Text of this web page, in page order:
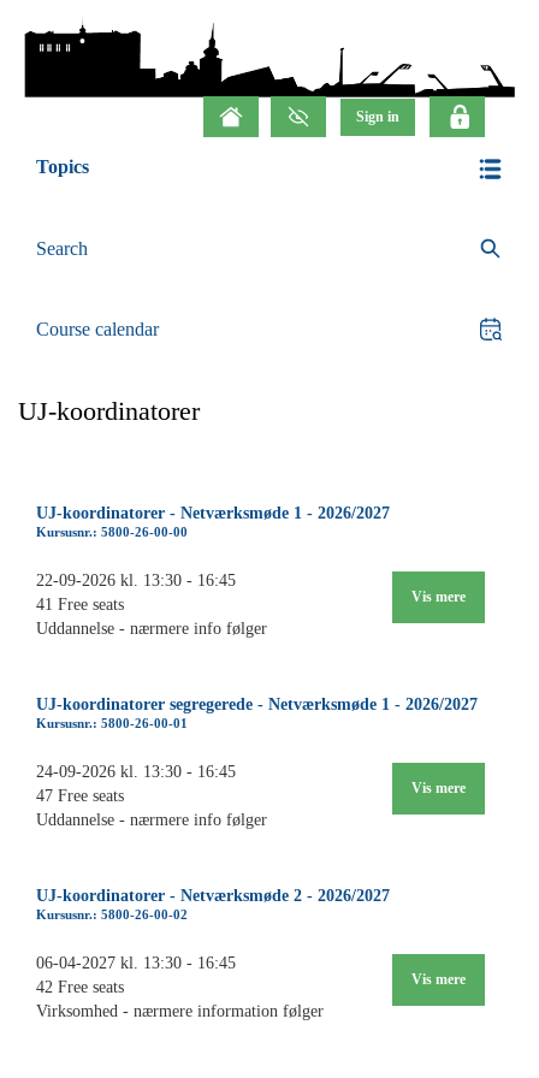
Topics
Search
Course calendar
UJ-koordinatorer
UJ-koordinatorer - Netværksmøde 1 - 2026/2027
Kursusnr.: 5800-26-00-00
22-09-2026 kl. 13:30 - 16:45
41 Free seats
Uddannelse - nærmere info følger
Vis mere
UJ-koordinatorer segregerede - Netværksmøde 1 - 2026/2027
Kursusnr.: 5800-26-00-01
24-09-2026 kl. 13:30 - 16:45
47 Free seats
Uddannelse - nærmere info følger
Vis mere
UJ-koordinatorer - Netværksmøde 2 - 2026/2027
Kursusnr.: 5800-26-00-02
06-04-2027 kl. 13:30 - 16:45
42 Free seats
Virksomhed - nærmere information følger
Vis mere